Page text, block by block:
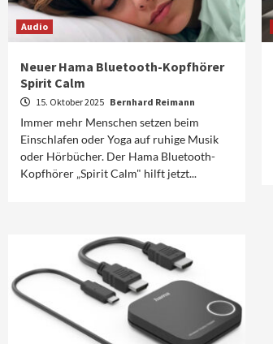
Audio
Neuer Hama Bluetooth-Kopfhörer
Spirit Calm
15. Oktober 2025 Bernhard Reimann
Immer mehr Menschen setzen beim
Einschlafen oder Yoga auf ruhige Musik
oder Hörbücher. Der Hama Bluetooth-
Kopfhörer „Spirit Calm" hilft jetzt...